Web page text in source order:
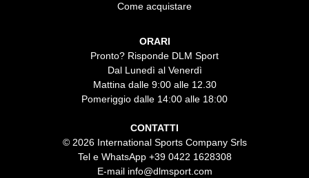
Come acquistare
ORARI
Pronto? Risponde DLM Sport
Dal Lunedì al Venerdì
Mattina dalle 9:00 alle 12.30
Pomeriggio dalle 14:00 alle 18:00
CONTATTI
© 2026 International Sports Company Srls
Tel e WhatsApp +39 0422 1628308
E-mail info@dlmsport.com